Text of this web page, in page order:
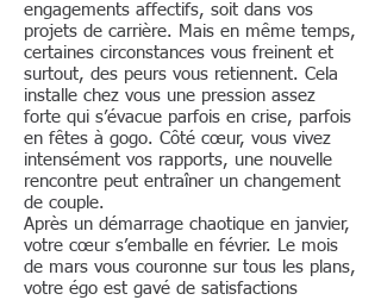
engagements affectifs, soit dans vos
projets de carrière. Mais en même temps,
certaines circonstances vous freinent et
surtout, des peurs vous retiennent. Cela
installe chez vous une pression assez
forte qui s’évacue parfois en crise, parfois
en fêtes à gogo. Côté cœur, vous vivez
intensément vos rapports, une nouvelle
rencontre peut entraîner un changement
de couple.
Après un démarrage chaotique en janvier,
votre cœur s’emballe en février. Le mois
de mars vous couronne sur tous les plans,
votre égo est gavé de satisfactions